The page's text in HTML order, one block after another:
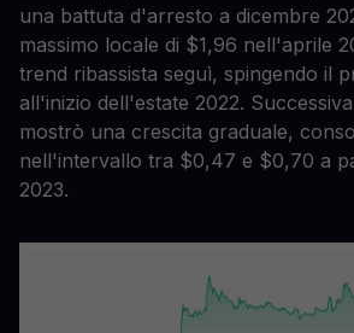
una battuta d'arresto a dicembre
massimo locale di $1,96 nell'aprile
trend ribassista seguì, spingendo il
all'inizio dell'estate 2022.
mostrò una crescita graduale,
nell'intervallo tra $0,47 e $0,70 a
2023.